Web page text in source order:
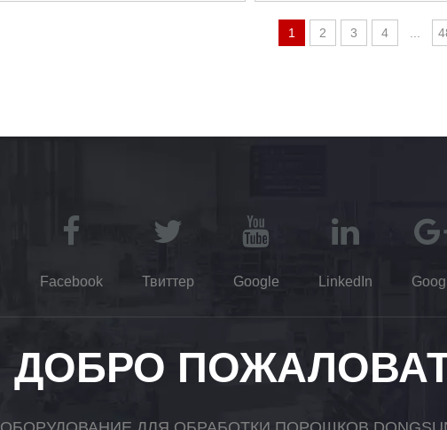
1 2 3 4
Facebook Твиттер Google LinkedIn
ДОБРО